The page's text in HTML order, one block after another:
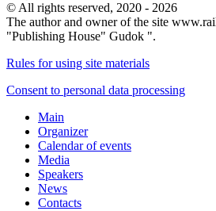
© All rights reserved, 2020 - 2026
The author and owner of the site
"Publishing House" Gudok ".
Rules for using site materials
Consent to personal data processing
Main
Organizer
Calendar of events
Media
Speakers
News
Contacts